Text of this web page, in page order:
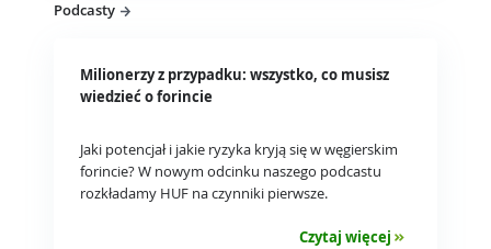
Podcasty
Milionerzy z przypadku: wszystko, co musisz
wiedzieć o forincie
Jaki potencjał i jakie ryzyka kryją się w węgierskim
forincie? W nowym odcinku naszego podcastu
rozkładamy HUF na czynniki pierwsze.
Czytaj więcej